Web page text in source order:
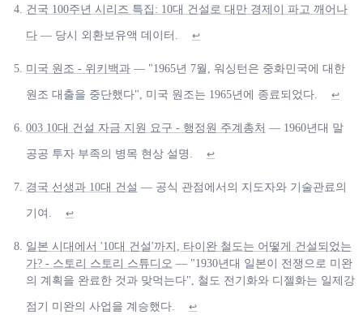
건국 100주년 시리즈 특집: 10대 건설로 대만 경제이 파고 깨어나
다 — 당시 외환보유액 데이터. ↩
미국 원조 - 위키백과 — "1965년 7월, 워싱턴은 중화민국에 대한
원조 대출을 중단했다", 미국 원조는 1965년에 종료되었다. ↩
003 10대 건설 자금 지원 요구 - 행정원 주계총처 — 1960년대 말
공공 투자 부족의 병목 현상 설명. ↩
경국 선생과 10대 건설 — 공식 관점에서의 지도자와 기술관료의
기여. ↩
일본 시대에서 '10대 건설'까지, 타이완 철도는 어떻게 건설되었는
가? - 스토리 스토리 스튜디오 — "1930년대 일본이 전쟁으로 미완
의 계획을 완료한 것과 맞먹는다", 철도 전기화와 디젤화는 일제강
점기 미완의 사업을 계승했다. ↩